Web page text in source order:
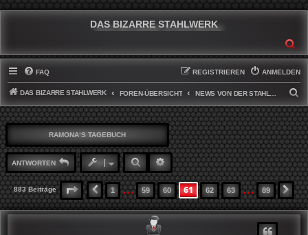
DAS BIZARRE STAHLWERK
FAQ ANMELDEN
REGISTRIEREN
DAS BIZARRE STAHLWERK FOREN-ÜBERSICHT
U
C
H
E
RAMONA‘S TAGEBUCH
ANTWORTEN SUCHE ERWEITERTE SUCHE
883 Beiträge SEITE 61 VON89
VORHERIGE
1 … 59 60 61 62 63 … 89